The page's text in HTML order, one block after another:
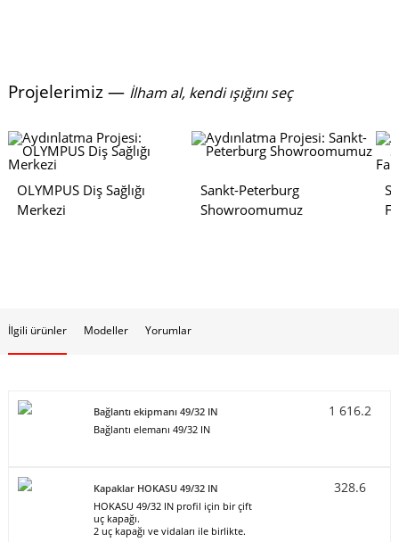
Projelerimiz — İlham al, kendi ışığını seç
OLYMPUS Diş Sağlığı
Merkezi
Sankt-Peterburg
Showroomumuz
İlgili ürünler Modeller Yorumlar
Bağlantı ekipmanı 49/32 IN
Bağlantı elemanı 49/32 IN
1 616.2
Kapaklar HOKASU 49/32 IN
HOKASU 49/32 IN profil için bir çift
uç kapağı.
2 uç kapağı ve vidaları ile birlikte.
328.6